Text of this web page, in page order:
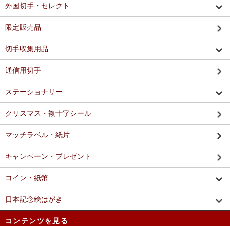
外国切手・セレクト
限定販売品
切手収集用品
通信用切手
ステーショナリー
クリスマス・複十字シール
マッチラベル・紙片
キャンペーン・プレゼント
コイン・紙幣
日本記念絵はがき
コンテンツを見る